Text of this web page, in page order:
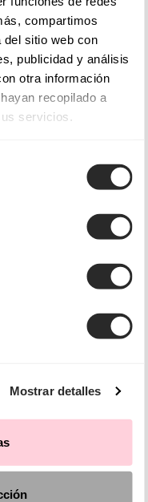
compartimos
del sitio web con
publicidad y análisis
otra información
recopilado a
servicios.
Mostrar detalles